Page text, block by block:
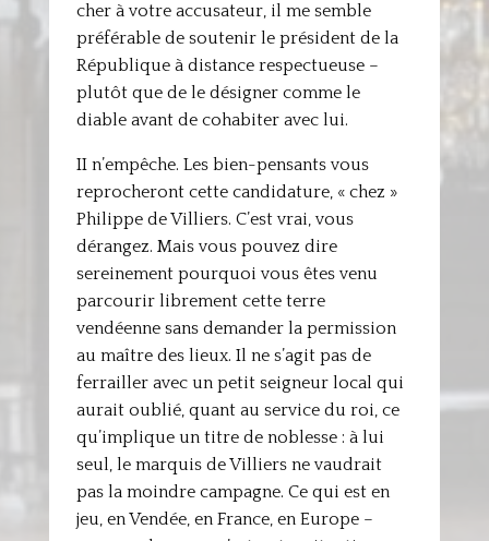
cher à votre accusateur, il me semble
préférable de soutenir le président de la
République à distance respectueuse –
plutôt que de le désigner comme le
diable avant de cohabiter avec lui.
II n’empêche. Les bien-pensants vous
reprocheront cette candidature, « chez »
Philippe de Villiers. C’est vrai, vous
dérangez. Mais vous pouvez dire
sereinement pourquoi vous êtes venu
parcourir librement cette terre
vendéenne sans demander la permission
au maître des lieux. Il ne s’agit pas de
ferrailler avec un petit seigneur local qui
aurait oublié, quant au service du roi, ce
qu’implique un titre de noblesse : à lui
seul, le marquis de Villiers ne vaudrait
pas la moindre campagne. Ce qui est en
jeu, en Vendée, en France, en Europe –